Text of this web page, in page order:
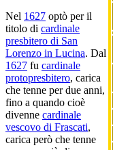
Nel 1627 optò per il
titolo di cardinale
presbitero di San
Lorenzo in Lucina. Dal
1627 fu cardinale
protopresbitero, carica
che tenne per due anni,
fino a quando cioè
divenne cardinale
vescovo di Frascati,
carica però che tenne